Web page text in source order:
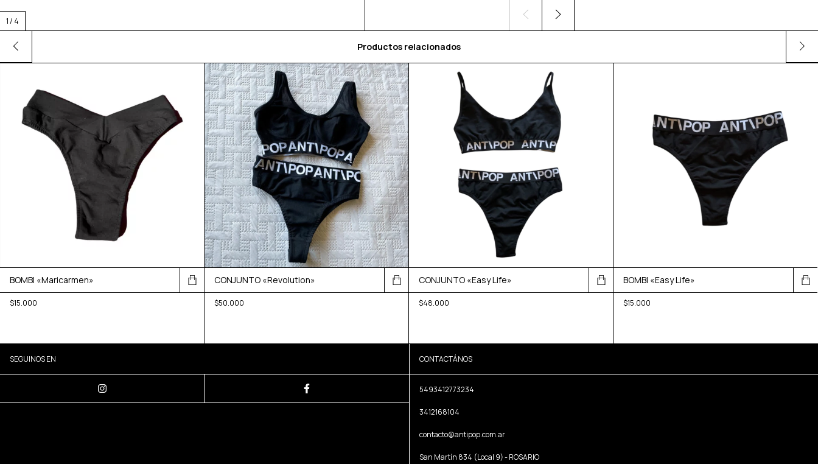
1/ 4
Productos relacionados
BOMBI «Maricarmen»
$15.000
CONJUNTO «Revolution»
$50.000
CONJUNTO «Easy Life»
$48.000
BOMBI «Easy Life»
$15.000
SEGUINOS EN CONTACTÁNOS
5493412773234
3412168104
contacto@antipop.com.ar
San Martín 834 (Local 9) - ROSARIO